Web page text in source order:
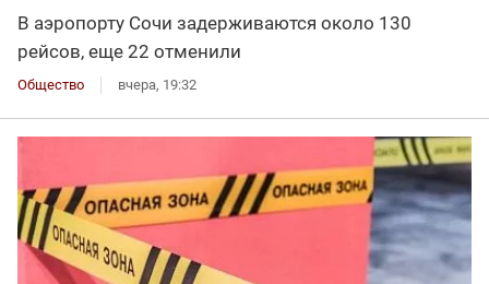
В аэропорту Сочи задерживаются около 130
рейсов, еще 22 отменили
Общество вчера, 19:32